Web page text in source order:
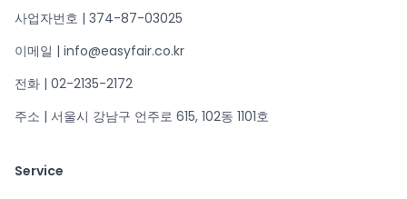
사업자번호 | 374-87-03025
이메일 | info@easyfair.co.kr
전화 | 02-2135-2172
주소 | 서울시 강남구 언주로 615, 102동 1101호
Service